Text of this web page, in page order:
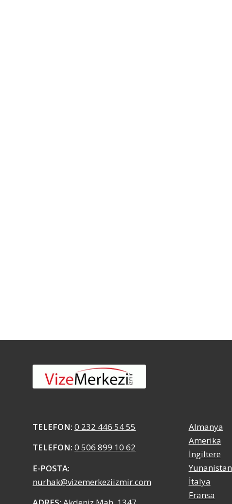
TELEFON: 0 232 446 54 55
TELEFON: 0 506 899 10 62
E-POSTA:
nurhak@vizemerkeziizmir.com
Almanya
Amerika
İngiltere
Yunanistan
İtalya
Fransa